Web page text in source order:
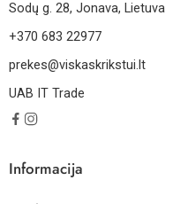
Sodų g. 28, Jonava, Lietuva
+370 683 22977
prekes@viskaskrikstui.lt
UAB IT Trade
Informacija